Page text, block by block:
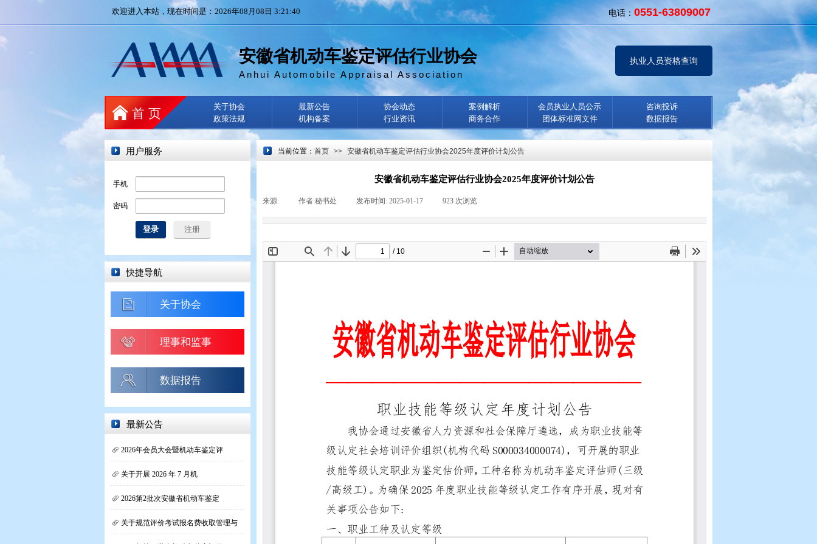
咨询投诉
数据报告
最新公告
机构备案
协会动态
行业资讯
案例解析
商务合作
首 页
会员执业人员公示
团体标准网文件
关于协会
政策法规
电话： 0551-63809007
执业人员资格查询
欢迎进入本站，现在时间是：2026年08月08日 3:21:41
安徽省机动车鉴定评估行业协会
Anhui Automobile Appraisal Association
用户服务
手机
密码
登录 注册
最新公告
2026年会员大会暨机动车鉴定评
关于开展 2026 年 7 月机
2026第2批次安徽省机动车鉴定
关于规范评价考试报名费收取管理与
快捷导航
数据报告
关于协会
理事和监事
安徽省机动车鉴定评估行业协会2025年度评价计划公告
来源: 作者:秘书处 发布时间: 2025-01-17 923 次浏览
当前位置： 首页 >> 安徽省机动车鉴定评估行业协会2025年度评价计划公告